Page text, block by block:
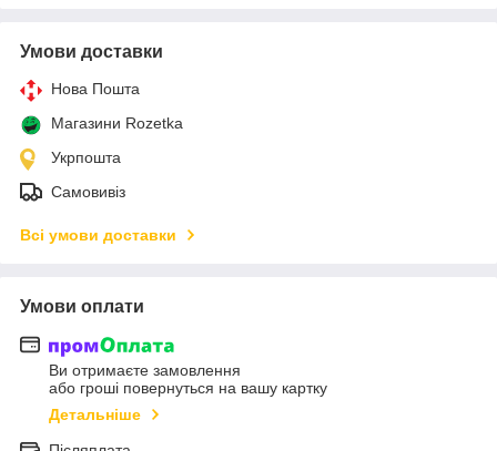
Умови доставки
Нова Пошта
Магазини Rozetka
Укрпошта
Самовивіз
Всі умови доставки
Умови оплати
Ви отримаєте замовлення
або гроші повернуться на вашу картку
Детальніше